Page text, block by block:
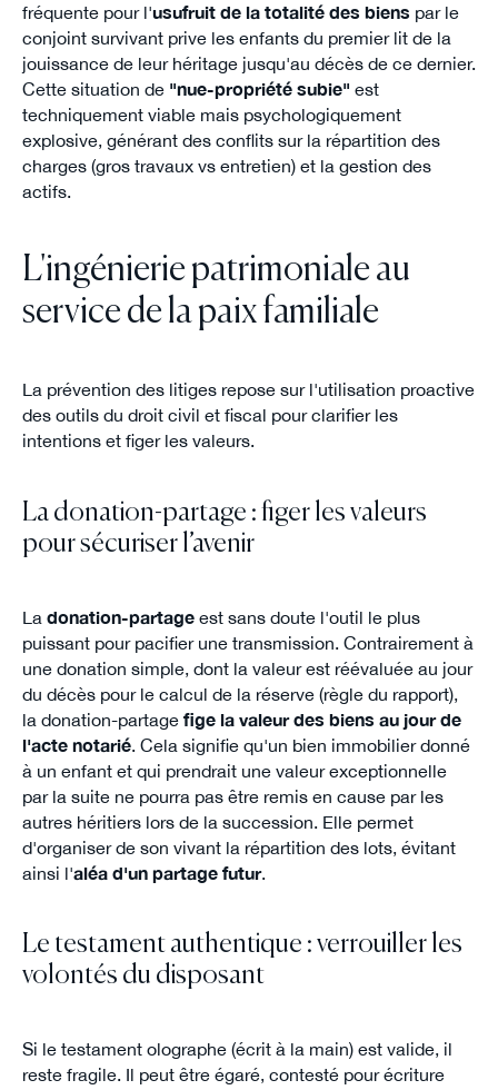
fréquente pour l'usufruit de la totalité des biens par le
conjoint survivant prive les enfants du premier lit de la
jouissance de leur héritage jusqu'au décès de ce dernier.
Cette situation de "nue-propriété subie" est
techniquement viable mais psychologiquement
explosive, générant des conflits sur la répartition des
charges (gros travaux vs entretien) et la gestion des
actifs.
L'ingénierie patrimoniale au
service de la paix familiale
La prévention des litiges repose sur l'utilisation proactive
des outils du droit civil et fiscal pour clarifier les
intentions et figer les valeurs.
La donation-partage : figer les valeurs
pour sécuriser l’avenir
La donation-partageest sans doute l'outil le plus
puissant pour pacifier une transmission. Contrairement à
une donation simple, dont la valeur est réévaluée au jour
du décès pour le calcul de la réserve (règle du rapport),
la donation-partage fige la valeur des biens au jour de
l'acte notarié. Cela signifie qu'un bien immobilier donné
à un enfant et qui prendrait une valeur exceptionnelle
par la suite ne pourra pas être remis en cause par les
autres héritiers lors de la succession. Elle permet
d'organiser de son vivant la répartition des lots, évitant
ainsi l'aléa d'un partage futur.
Le testament authentique : verrouiller les
volontés du disposant
Si le testament olographe (écrit à la main) est valide, il
reste fragile. Il peut être égaré, contesté pour écriture